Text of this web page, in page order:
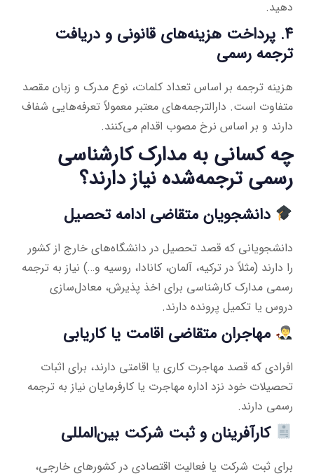
دهید.
۴. پرداخت هزینه‌های قانونی و دریافت
ترجمه رسمی
هزینه ترجمه بر اساس تعداد کلمات، نوع مدرک و زبان مقصد
متفاوت است. دارالترجمه‌های معتبر معمولاً تعرفه‌هایی شفاف
دارند و بر اساس نرخ مصوب اقدام می‌کنند.
چه کسانی به مدارک کارشناسی
رسمی ترجمه‌شده نیاز دارند؟
دانشجویان متقاضی ادامه تحصیل
دانشجویانی که قصد تحصیل در دانشگاه‌های خارج از کشور
را دارند (مثلاً در ترکیه، آلمان، کانادا، روسیه و…) نیاز به ترجمه
رسمی مدارک کارشناسی برای اخذ پذیرش، معادل‌سازی
دروس یا تکمیل پرونده دارند.
مهاجران متقاضی اقامت یا کاریابی
افرادی که قصد مهاجرت کاری یا اقامتی دارند، برای اثبات
تحصیلات خود نزد اداره مهاجرت یا کارفرمایان نیاز به ترجمه
رسمی دارند.
کارآفرینان و ثبت شرکت بین‌المللی
برای ثبت شرکت یا فعالیت اقتصادی در کشورهای خارجی،